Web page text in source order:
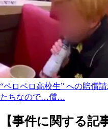
“ペロペロ高校生” への賠償
たちなので…償…
【事件に関する記